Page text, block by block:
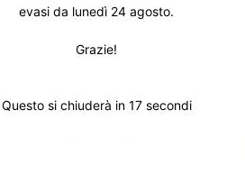
nostro traffico. Condividiamo inoltre
con i nostri partner che si occupano
quali potrebbero combinarle con
dal tuo utilizzo dei loro servizi.
evasi da lunedì 24 agosto.
Grazie!
Questo si chiuderà in 16 secondi